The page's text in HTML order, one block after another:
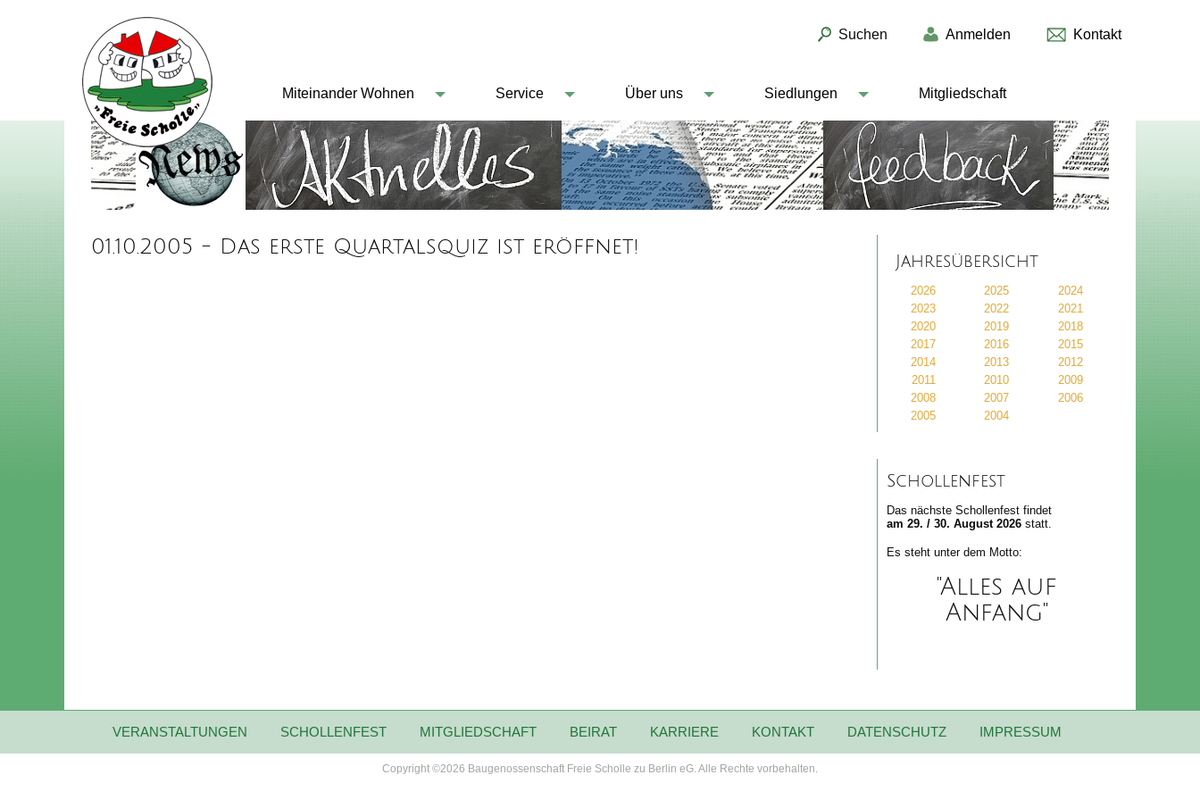
Suchen Anmelden Kontakt
Miteinander Wohnen Service Über uns Siedlungen Mitgliedschaft
01.10.2005 - Das erste Quartalsquiz ist eröffnet!
Jahresübersicht
2026 2025
2024
2023
2022
2021
2020
2019
2018
2017
2016
2015
2014
2013
2012
2011
2010
2009
2008
2007
2006
2005
2004
Schollenfest
Das nächste Schollenfest findet
am 29. / 30. August 2026 statt.
Es steht unter dem Motto:
"Alles auf
Anfang"
VERANSTALTUNGEN SCHOLLENFEST MITGLIEDSCHAFT BEIRAT KARRIERE KONTAKT DATENSCHUTZ IMPRESSUM
Copyright ©2026 Baugenossenschaft Freie Scholle zu Berlin eG. Alle Rechte vorbehalten.